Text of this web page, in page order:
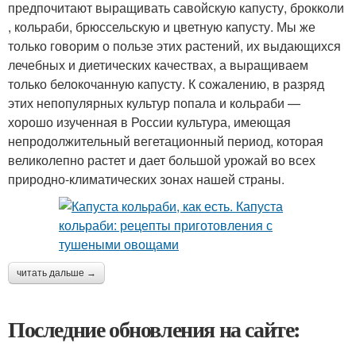
предпочитают выращивать савойскую капусту, брокколи
, кольраби, брюссельскую и цветную капусту. Мы же
только говорим о пользе этих растений, их выдающихся
лечебных и диетических качествах, а выращиваем
только белокочанную капусту. К сожалению, в разряд
этих непопулярных культур попала и кольраби —
хорошо изученная в России культура, имеющая
непродолжительный вегетационный период, которая
великолепно растет и дает большой урожай во всех
природно-климатических зонах нашей страны.
читать дальше →
Последние обновления на сайте: